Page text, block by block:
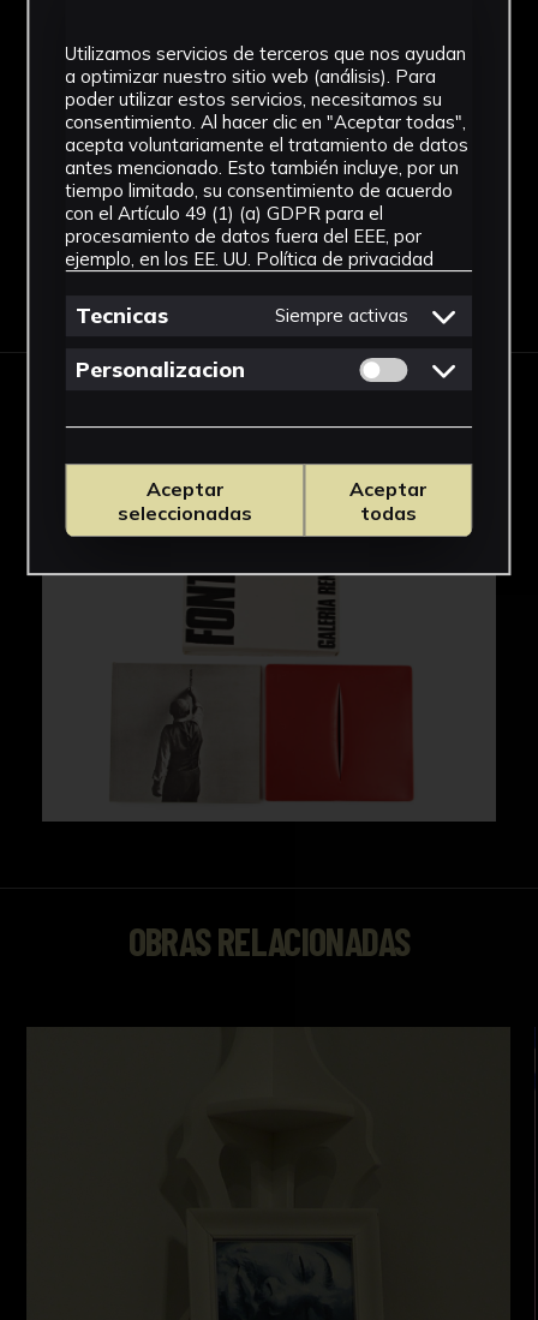
Técnica
Moldeado
Ver más
IMÁGENES
OBRAS RELACIONADAS
Utilizamos servicios de terceros que nos ayudan
a optimizar nuestro sitio web (análisis). Para
poder utilizar estos servicios, necesitamos su
consentimiento. Al hacer clic en "Aceptar todas",
acepta voluntariamente el tratamiento de datos
antes mencionado. Esto también incluye, por un
tiempo limitado, su consentimiento de acuerdo
con el Artículo 49 (1) (a) GDPR para el
procesamiento de datos fuera del EEE, por
ejemplo, en los EE. UU. Política de privacidad
Tecnicas Siempre activas
Personalizacion Permitir cookies
Aceptar
seleccionadas
Aceptar
todas